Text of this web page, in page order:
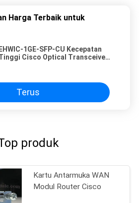
Harga Terbaik untuk
1GE-SFP-CU Kecepatan
Cisco Optical Transceiver
Terus
produk
Kartu Antarmuka WAN
Modul Router Cisco